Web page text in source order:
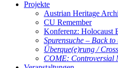
Projekte
Austrian Heritage
CU Remember
Konferenz: Holocaust
Spurensuche – Back to
Überque(e)rung /
COME: Controversial